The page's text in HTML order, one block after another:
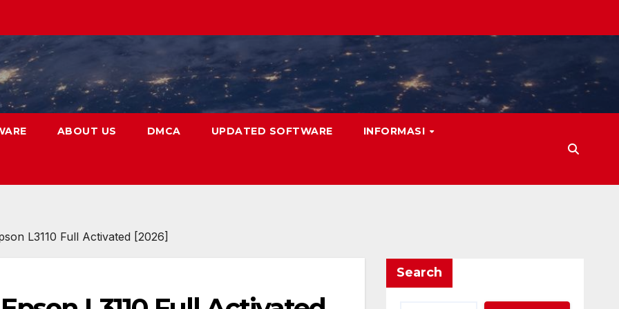
ABOUT US DMCA UPDATED SOFTWARE INFORMASI
L3110 Full Activated [2026]
Search